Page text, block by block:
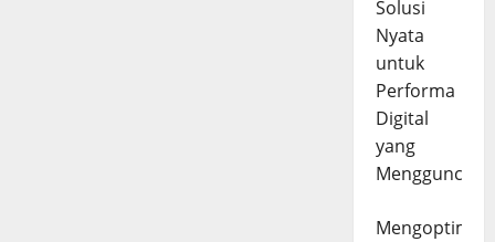
Solusi
Nyata
untuk
Performa
Digital
yang
Mengguncang